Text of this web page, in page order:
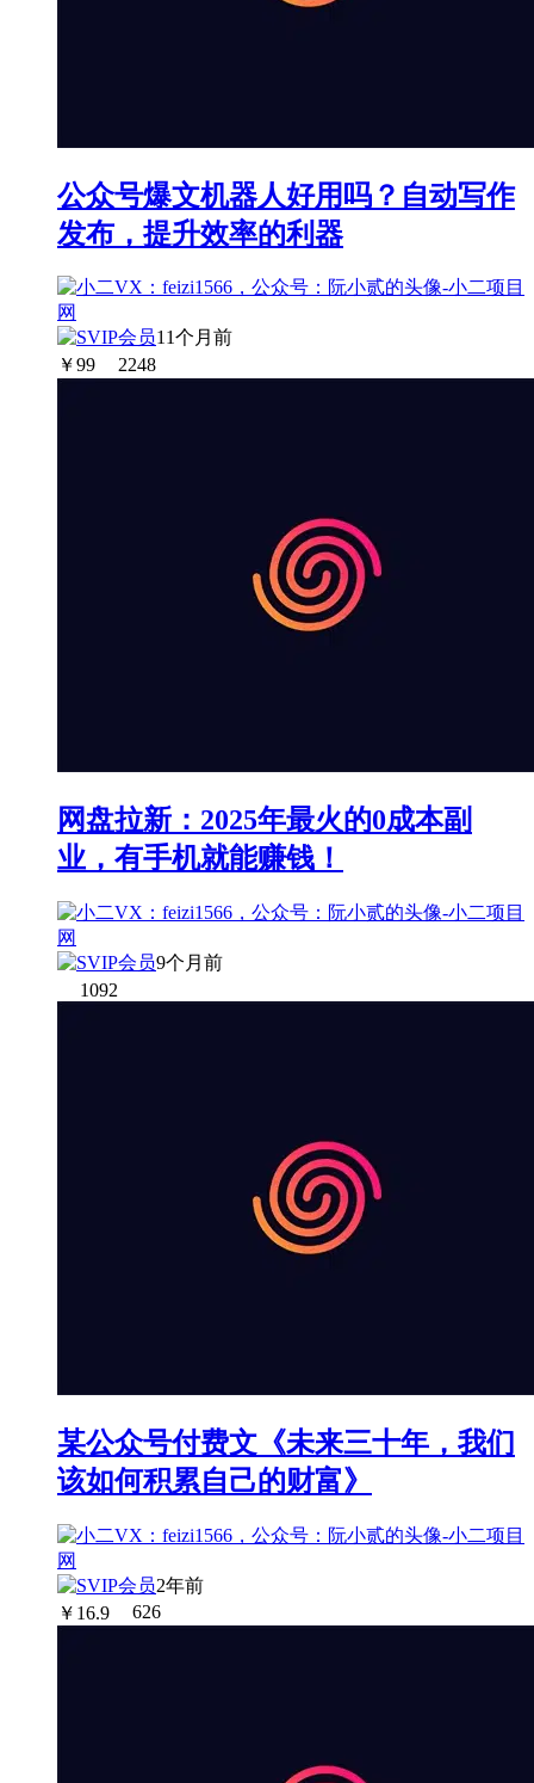
公众号爆文机器人好用吗？自动写作
发布，提升效率的利器
11个月前
￥99 2248
网盘拉新：2025年最火的0成本副
业，有手机就能赚钱！
9个月前
1092
某公众号付费文《未来三十年，我们
该如何积累自己的财富》
2年前
￥ 16.9 626